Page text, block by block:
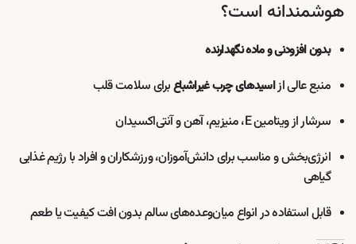
هوشمندانه است؟
بدون افزودنی و ماده نگهدارنده
منبع عالی ازاسیدهای چرب غیراشباعبرای سلامت قلب
سرشار از ویتامین E، منیزیم، آهن و آنتی‌اکسیدان
انرژی‌بخش و مناسب برای دانش‌آموزان، ورزشکاران و افراد با رژیم غذایی
گیاهی
قابل استفاده در انواع میان‌وعده‌های سالم بدون افت کیفیت یا طعم